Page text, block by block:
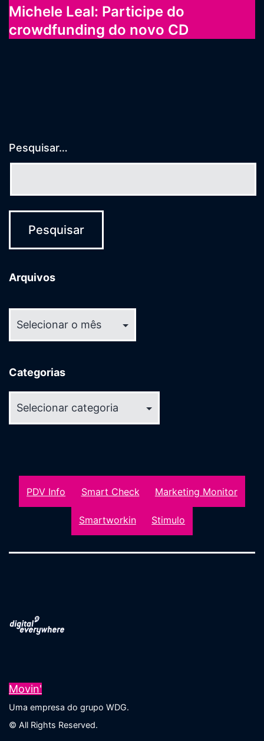
Michele Leal: Participe do
crowdfunding do novo CD
Pesquisar…
Arquivos
Categorias
PDV Info Smart Check Marketing Monitor
Smartworkin Stimulo
Movin'
Uma empresa do grupo WDG.
© All Rights Reserved.